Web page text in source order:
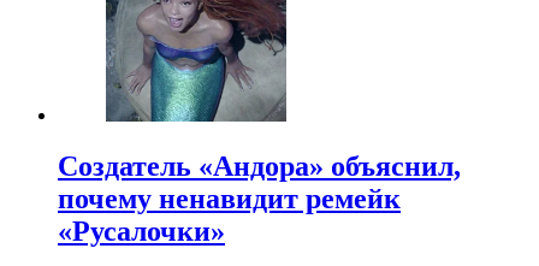
Создатель «Андора» объяснил,
почему ненавидит ремейк
«Русалочки»